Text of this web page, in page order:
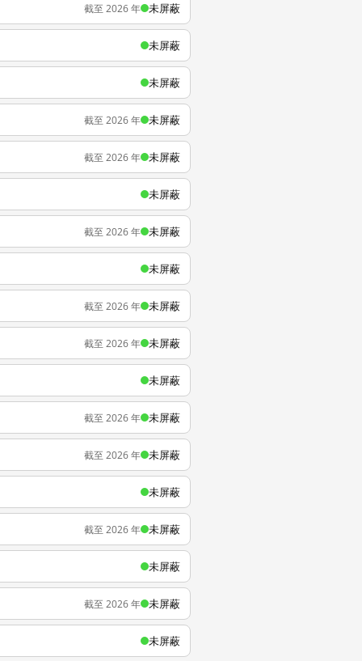
截至 2026 年 未屏蔽
未屏蔽
未屏蔽
截至 2026 年 未屏蔽
截至 2026 年 未屏蔽
未屏蔽
截至 2026 年 未屏蔽
未屏蔽
截至 2026 年 未屏蔽
截至 2026 年 未屏蔽
未屏蔽
截至 2026 年 未屏蔽
截至 2026 年 未屏蔽
未屏蔽
截至 2026 年 未屏蔽
未屏蔽
截至 2026 年 未屏蔽
未屏蔽